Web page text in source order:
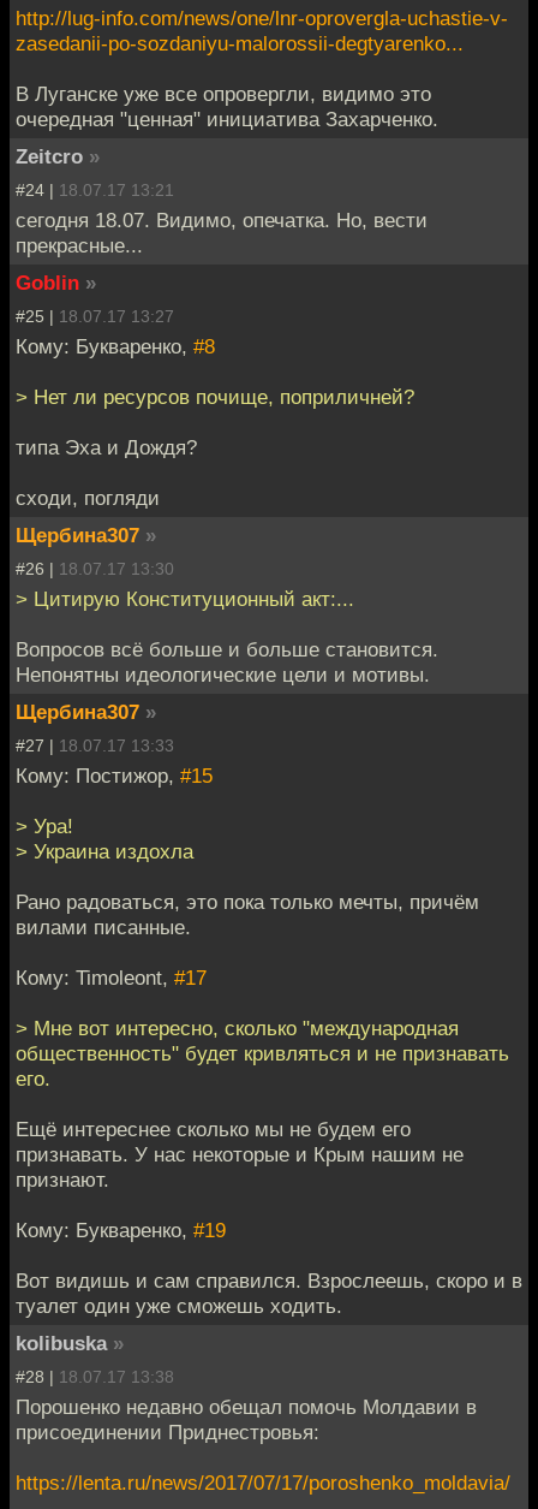
http://lug-info.com/news/one/lnr-oprovergla-uchastie-v-
zasedanii-po-sozdaniyu-malorossii-degtyarenko...
В Луганске уже все опровергли, видимо это
очередная "ценная" инициатива Захарченко.
Zeitcro »
#24 | 18.07.17 13:21
сегодня 18.07. Видимо, опечатка. Но, вести
прекрасные...
Goblin »
#25 | 18.07.17 13:27
Кому: Букваренко, #8
> Нет ли ресурсов почище, поприличней?
типа Эха и Дождя?
сходи, погляди
Щербина307 »
#26 | 18.07.17 13:30
> Цитирую Конституционный акт:...
Вопросов всё больше и больше становится.
Непонятны идеологические цели и мотивы.
Щербина307 »
#27 | 18.07.17 13:33
Кому: Постижор, #15
> Ура!
> Украина издохла
Рано радоваться, это пока только мечты, причём
вилами писанные.
Кому: Timoleont, #17
> Мне вот интересно, сколько "международная
общественность" будет кривляться и не признавать
его.
Ещё интереснее сколько мы не будем его
признавать. У нас некоторые и Крым нашим не
признают.
Кому: Букваренко, #19
Вот видишь и сам справился. Взрослеешь, скоро и в
туалет один уже сможешь ходить.
kolibuska »
#28 | 18.07.17 13:38
Порошенко недавно обещал помочь Молдавии в
присоединении Приднестровья:
https://lenta.ru/news/2017/07/17/poroshenko_moldavia/